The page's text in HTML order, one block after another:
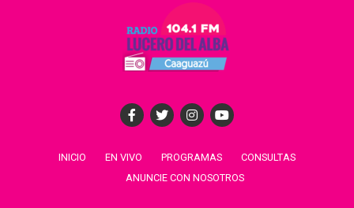
INICIO EN VIVO PROGRAMAS
CONSULTAS
ANUNCIE CON NOSOTROS